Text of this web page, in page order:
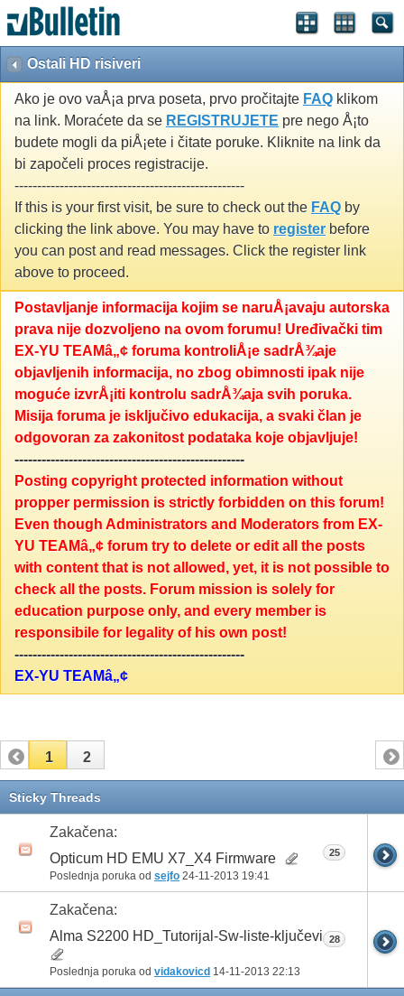
Ostali HD risiveri
Ako je ovo vaÅ¡a prva poseta, prvo pročitajte FAQ klikom
na link. Moraćete da se REGISTRUJETE pre nego Å¡to
budete mogli da piÅ¡ete i čitate poruke. Kliknite na link da
bi započeli proces registracije.
---------------------------------------------------
If this is your first visit, be sure to check out the FAQ by
clicking the link above. You may have to register before
you can post and read messages. Click the register link
above to proceed.
Postavljanje informacija kojim se naruÅ¡avaju autorska
prava nije dozvoljeno na ovom forumu! Uređivački tim
EX-YU TEAMâ„¢ foruma kontroliÅ¡e sadrÅ¾aje
objavljenih informacija, no zbog obimnosti ipak nije
moguće izvrÅ¡iti kontrolu sadrÅ¾aja svih poruka.
Misija foruma je isključivo edukacija, a svaki član je
odgovoran za zakonitost podataka koje objavljuje!
---------------------------------------------------
Posting copyright protected information without
propper permission is strictly forbidden on this forum!
Even though Administrators and Moderators from EX-
YU TEAMâ„¢ forum try to delete or edit all the posts
with content that is not allowed, yet, it is not possible to
check all the posts. Forum mission is solely for
education purpose only, and every member is
responsibile for legality of his own post!
---------------------------------------------------
EX-YU TEAMâ„¢
1 2
Sticky Threads
Zakačena:
Opticum HD EMU X7_X4 Firmware
Poslednja poruka od sejfo 24-11-2013 19:41
25
Zakačena:
Alma S2200 HD_Tutorijal-Sw-liste-ključevi
Poslednja poruka od vidakovicd 14-11-2013 22:13
28